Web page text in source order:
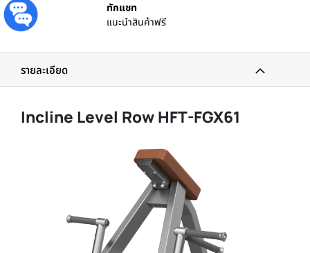
ทักแชท
แนะนำสินค้าฟรี
รายละเอียด
Incline Level Row HFT-FGX61